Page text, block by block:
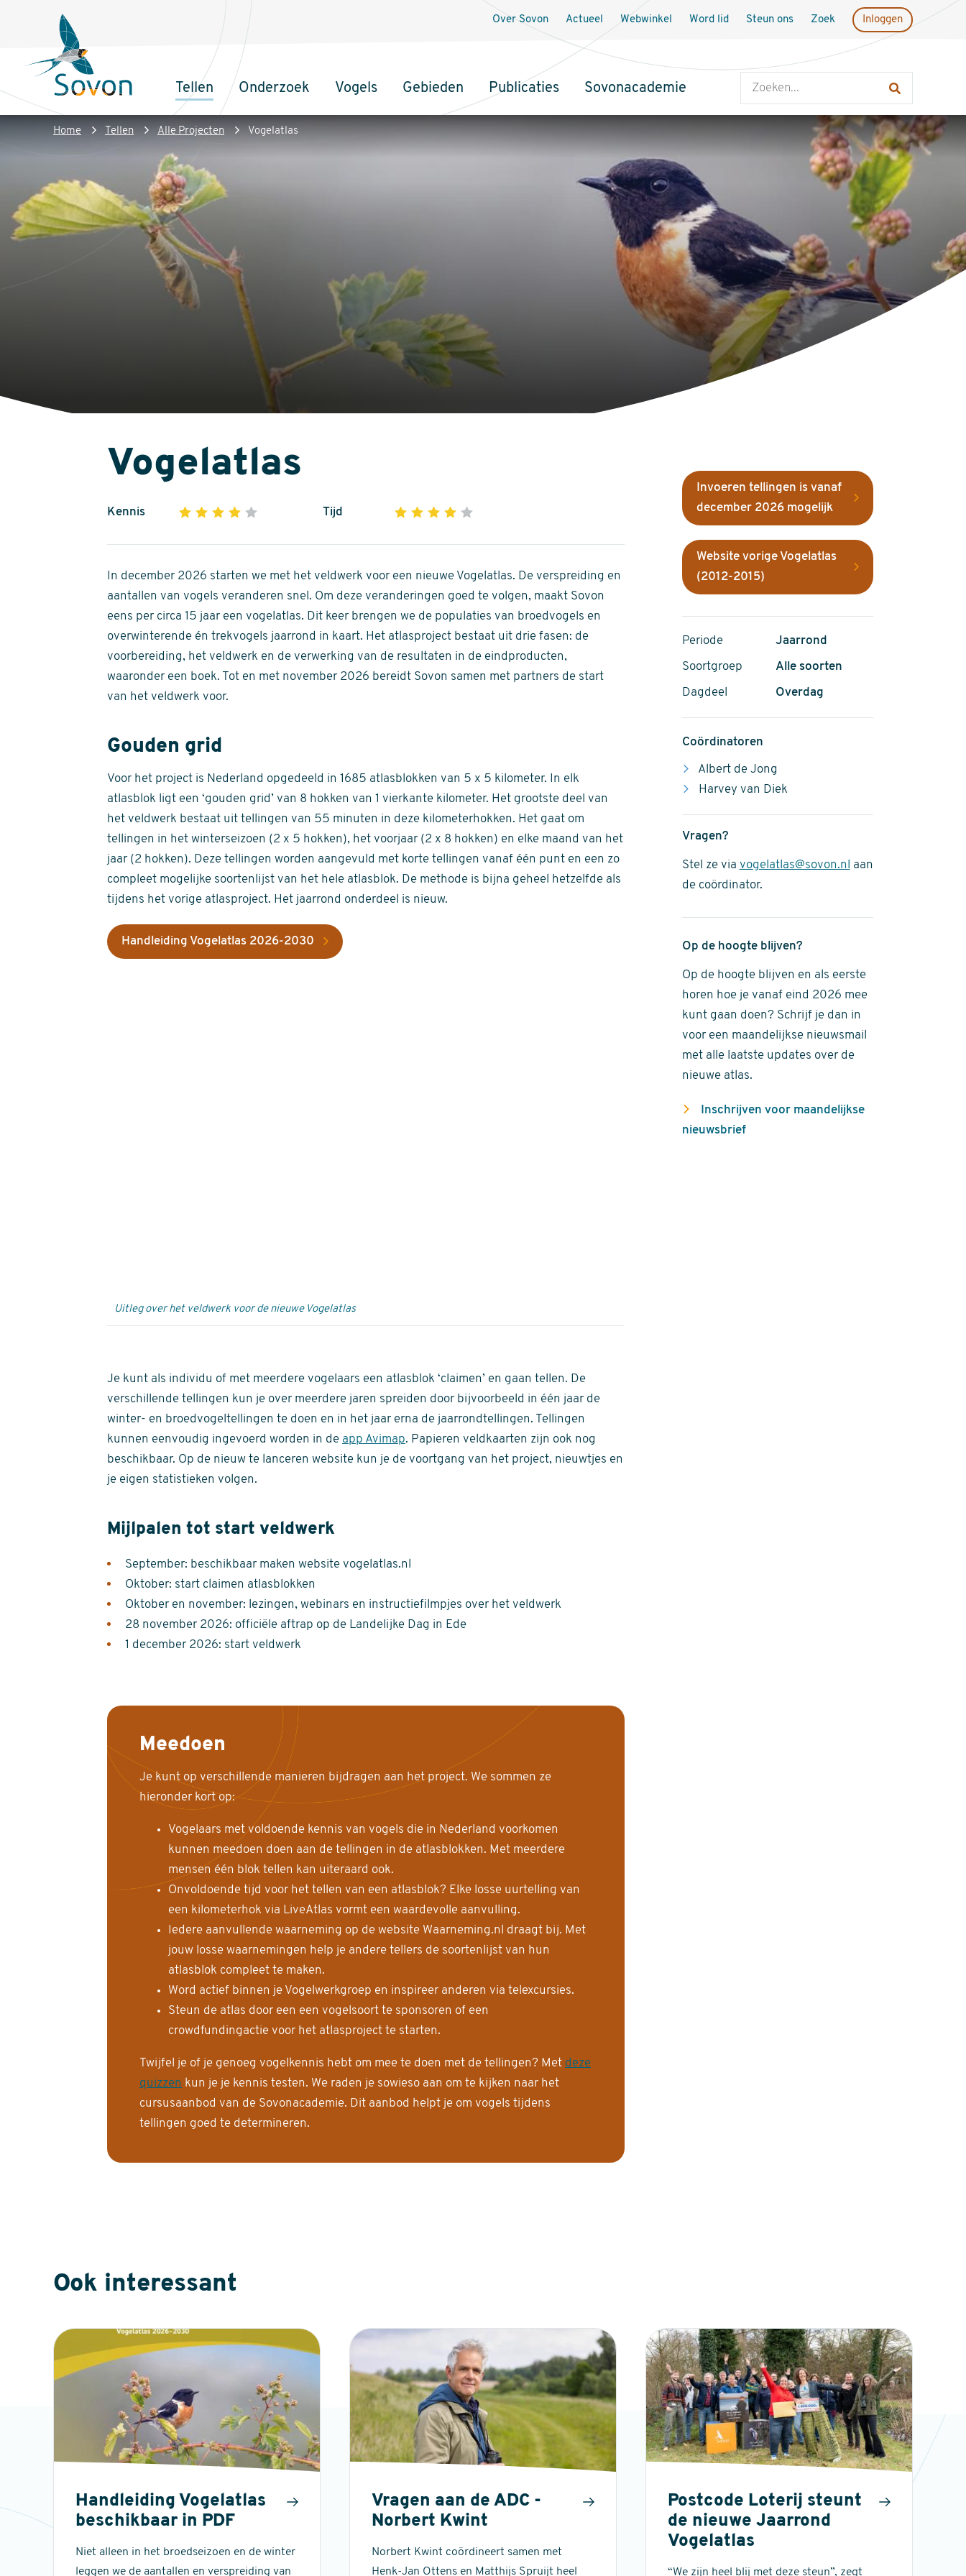
inhoud
Sovon
Homepage
Hoofdnavigatie
Tellen Onderzoek Vogels Gebieden Publicaties Sovonacademie
Over Sovon Actueel Webwinkel Word lid Steun ons Zoek Inloggen
Kruimelpad
Home Tellen Alle Projecten Vogelatlas
Vogelatlas
Kennis 1 2 3 4
of
5
stars
Tijd 1 2 3 4
of
5
stars
In december 2026 starten we met het veldwerk voor een nieuwe Vogelatlas. De verspreiding en
aantallen van vogels veranderen snel. Om deze veranderingen goed te volgen, maakt Sovon
eens per circa 15 jaar een vogelatlas. Dit keer brengen we de populaties van broedvogels en
overwinterende én trekvogels jaarrond in kaart. Het atlasproject bestaat uit drie fasen: de
voorbereiding, het veldwerk en de verwerking van de resultaten in de eindproducten,
waaronder een boek. Tot en met november 2026 bereidt Sovon samen met partners de start
van het veldwerk voor.
Gouden grid
Voor het project is Nederland opgedeeld in 1685 atlasblokken van 5 x 5 kilometer. In elk
atlasblok ligt een ‘gouden grid’ van 8 hokken van 1 vierkante kilometer. Het grootste deel van
het veldwerk bestaat uit tellingen van 55 minuten in deze kilometerhokken. Het gaat om
tellingen in het winterseizoen (2 x 5 hokken), het voorjaar (2 x 8 hokken) en elke maand van het
jaar (2 hokken). Deze tellingen worden aangevuld met korte tellingen vanaf één punt en een zo
compleet mogelijke soortenlijst van het hele atlasblok. De methode is bijna geheel hetzelfde als
tijdens het vorige atlasproject. Het jaarrond onderdeel is nieuw.
Handleiding Vogelatlas 2026-2030
Uitleg over het veldwerk voor de nieuwe Vogelatlas
Je kunt als individu of met meerdere vogelaars een atlasblok ‘claimen’ en gaan tellen. De
verschillende tellingen kun je over meerdere jaren spreiden door bijvoorbeeld in één jaar de
winter- en broedvogeltellingen te doen en in het jaar erna de jaarrondtellingen. Tellingen
kunnen eenvoudig ingevoerd worden in de app Avimap. Papieren veldkaarten zijn ook nog
beschikbaar. Op de nieuw te lanceren website kun je de voortgang van het project, nieuwtjes en
je eigen statistieken volgen.
Mijlpalen tot start veldwerk
September: beschikbaar maken website vogelatlas.nl
Oktober: start claimen atlasblokken
Oktober en november: lezingen, webinars en instructiefilmpjes over het veldwerk
28 november 2026: officiële aftrap op de Landelijke Dag in Ede
1 december 2026: start veldwerk
Meedoen
Je kunt op verschillende manieren bijdragen aan het project. We sommen ze
hieronder kort op:
Vogelaars met voldoende kennis van vogels die in Nederland voorkomen
kunnen meedoen doen aan de tellingen in de atlasblokken. Met meerdere
mensen één blok tellen kan uiteraard ook.
Onvoldoende tijd voor het tellen van een atlasblok? Elke losse uurtelling van
een kilometerhok via LiveAtlas vormt een waardevolle aanvulling.
Iedere aanvullende waarneming op de website Waarneming.nl draagt bij. Met
jouw losse waarnemingen help je andere tellers de soortenlijst van hun
atlasblok compleet te maken.
Word actief binnen je Vogelwerkgroep en inspireer anderen via telexcursies.
Steun de atlas door een een vogelsoort te sponsoren of een
crowdfundingactie voor het atlasproject te starten.
Twijfel je of je genoeg vogelkennis hebt om mee te doen met de tellingen? Met deze
quizzen kun je je kennis testen. We raden je sowieso aan om te kijken naar het
cursusaanbod van de Sovonacademie. Dit aanbod helpt je om vogels tijdens
tellingen goed te determineren.
Invoeren tellingen is vanaf
december 2026 mogelijk
Website vorige Vogelatlas
(2012-2015)
Periode Jaarrond
Soortgroep Alle soorten
Dagdeel Overdag
Coördinatoren
Albert de Jong
Harvey van Diek
Vragen?
Stel ze via vogelatlas@sovon.nl
aan
de coördinator.
Op de hoogte blijven?
Op de hoogte blijven en als eerste
horen hoe je vanaf eind 2026 mee
kunt gaan doen? Schrijf je dan in
voor een maandelijkse nieuwsmail
met alle laatste updates over de
nieuwe atlas.
Inschrijven voor maandelijkse
nieuwsbrief
Ook interessant
Handleiding Vogelatlas
beschikbaar in PDF
Niet alleen in het broedseizoen en de winter
leggen we de aantallen en verspreiding van
Vragen aan de ADC -
Norbert Kwint
Norbert Kwint coördineert samen met
Henk-Jan Ottens en Matthijs Spruijt heel
Postcode Loterij steunt
de nieuwe Jaarrond
Vogelatlas
“We zijn heel blij met deze steun”, zegt